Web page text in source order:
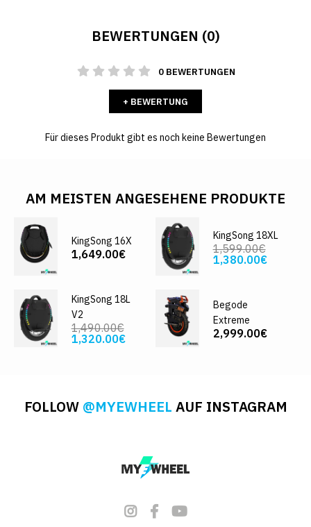
BEWERTUNGEN (0)
0 BEWERTUNGEN
+ BEWERTUNG
Für dieses Produkt gibt es noch keine Bewertungen
AM MEISTEN ANGESEHENE PRODUKTE
KingSong 16X
1,649.00€
KingSong 18XL
1,599.00€
1,380.00€
KingSong 18L
V2
1,490.00€
1,320.00€
Begode
Extreme
2,999.00€
FOLLOW @MYEWHEEL AUF INSTAGRAM